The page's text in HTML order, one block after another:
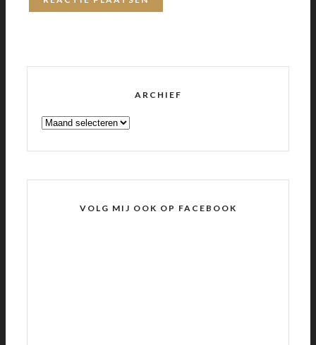
ARCHIEF
ARCHIEF
VOLG MIJ OOK OP FACEBOOK